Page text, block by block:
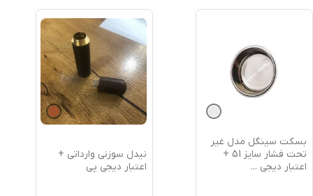
بسکت سینگل مدل غیر
تحت فشار سایز 51 +
اعتبار دیجی ...
نیدل سوزنی وارداتی +
اعتبار دیجی پی